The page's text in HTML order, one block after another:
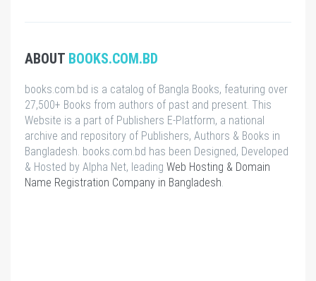
ABOUT BOOKS.COM.BD
books.com.bd is a catalog of Bangla Books, featuring over
27,500+ Books from authors of past and present. This
Website is a part of Publishers E-Platform, a national
archive and repository of Publishers, Authors & Books in
Bangladesh. books.com.bd has been Designed, Developed
& Hosted by Alpha Net, leading Web Hosting & Domain
Name Registration Company in Bangladesh